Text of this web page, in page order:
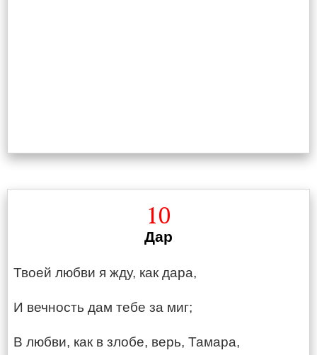
10
Дар
Твоей любви я жду, как дара,
И вечность дам тебе за миг;
В любви, как в злобе, верь, Тамара,